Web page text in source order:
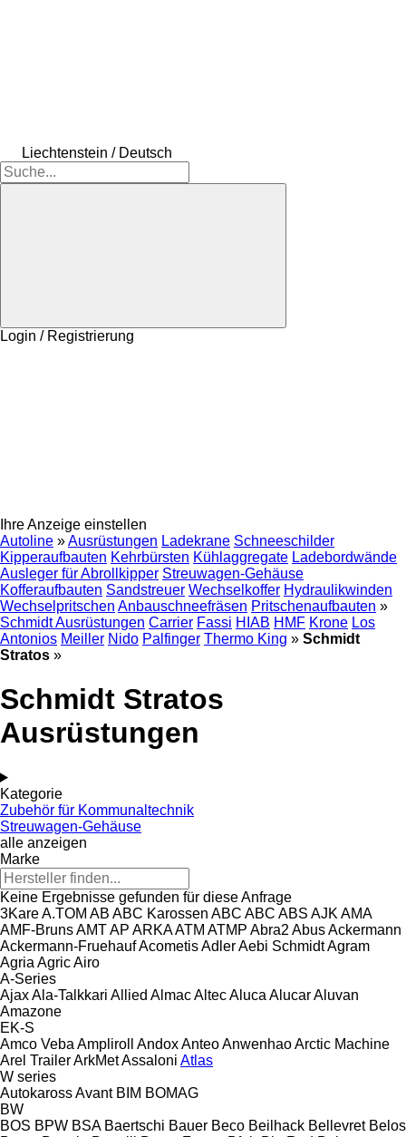
Liechtenstein / Deutsch
Login / Registrierung
Ihre Anzeige einstellen
Autoline »Ausrüstungen Ladekrane Schneeschilder
Kipperaufbauten Kehrbürsten Kühlaggregate Ladebordwände
Ausleger für Abrollkipper Streuwagen-Gehäuse
Kofferaufbauten Sandstreuer Wechselkoffer Hydraulikwinden
Wechselpritschen Anbauschneefräsen Pritschenaufbauten »
Schmidt Ausrüstungen Carrier Fassi HIAB HMF Krone Los
Antonios Meiller Nido Palfinger Thermo King » Schmidt
Stratos »
Schmidt Stratos
Ausrüstungen
Kategorie
Zubehör für Kommunaltechnik
Streuwagen-Gehäuse
alle anzeigen
Marke
Keine Ergebnisse gefunden für diese Anfrage
3KareA.TOM AB ABC Karossen ABC ABC ABS AJK AMA
AMF-BrunsAMTAP ARKAATM ATMP Abra2 AbusAckermann
Ackermann-FruehaufAcometisAdlerAebi SchmidtAgram
Agria AgricAiro
A-Series
AjaxAla-Talkkari Allied AlmacAltecAluca AlucarAluvan
Amazone
EK-S
Amco Veba Ampliroll AndoxAnteoAnwenhaoArctic Machine
Arel TrailerArkMetAssaloni Atlas
W series
AutokarossAvant BIM BOMAG
BW
BOS BPW BSA Baertschi Bauer Beco Beilhack Bellevret Belos